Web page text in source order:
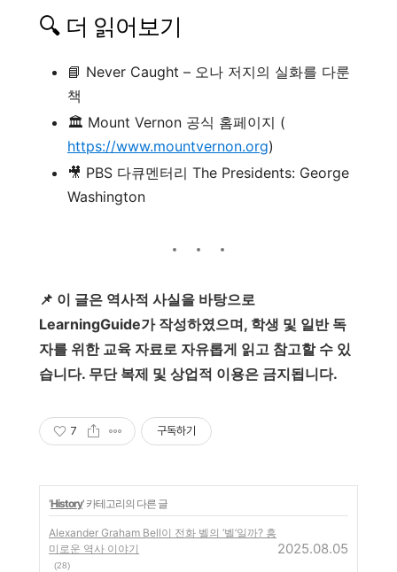
🔍 더 읽어보기
📘 Never Caught – 오나 저지의 실화를 다룬
책
🏛️ Mount Vernon 공식 홈페이지 (
https://www.mountvernon.org)
🎥 PBS 다큐멘터리 The Presidents: George
Washington
📌 이 글은 역사적 사실을 바탕으로
LearningGuide가 작성하였으며, 학생 및 일반 독
자를 위한 교육 자료로 자유롭게 읽고 참고할 수 있
습니다. 무단 복제 및 상업적 이용은 금지됩니다.
7 구독하기
'History' 카테고리의 다른 글
Alexander Graham Bell이 전화 벨의 ‘벨’일까? 흥
미로운 역사 이야기
(28)
2025.08.05